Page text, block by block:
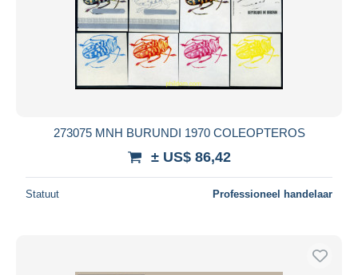
273075 MNH BURUNDI 1970 COLEOPTEROS
± US$ 86,42
Statuut Professioneel handelaar